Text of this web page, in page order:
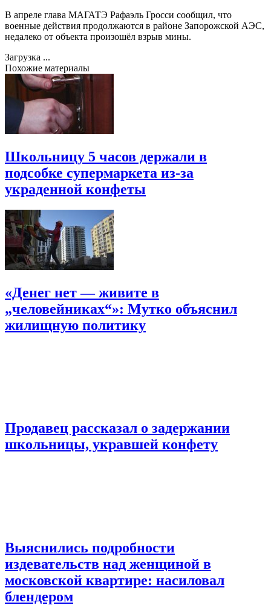
В апреле глава МАГАТЭ Рафаэль Гросси сообщил, что
военные действия продолжаются в районе Запорожской АЭС,
недалеко от объекта произошёл взрыв мины.
Загрузка ...
Похожие материалы
Школьницу 5 часов держали в
подсобке супермаркета из-за
украденной конфеты
«Денег нет — живите в
„человейниках“»: Мутко объяснил
жилищную политику
Продавец рассказал о задержании
школьницы, укравшей конфету
Выяснились подробности
издевательств над женщиной в
московской квартире: насиловал
блендером